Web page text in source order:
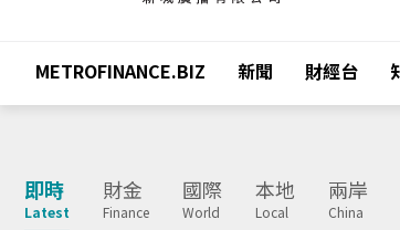
METROFINANCE.BIZ 新聞 財經台
即時
Latest
財金
Finance
國際
World
本地
Local
兩岸
China